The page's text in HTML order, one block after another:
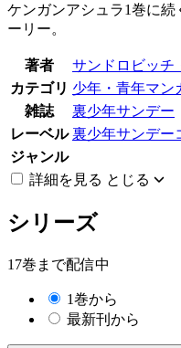
ケンガンアシュラ1巻に続
ーリー。
著者 サンドロビッチ
カテゴリ 少年・青年マン
雑誌
裏少年サンデー
レーベル 裏少年サンデー
ジャンル
詳細を見る とじる
シリーズ
17巻まで配信中
1巻から
最新刊から